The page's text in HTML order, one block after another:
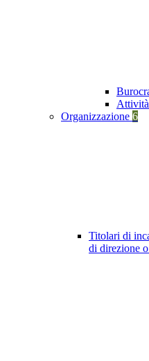
Organizzazione 6
Titolari di
di direzione